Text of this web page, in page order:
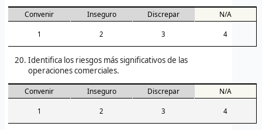
Convenir Inseguro Discrepar N/A
1 2 3 4
Identifica los riesgos más significativos de las
operaciones comerciales.
Convenir Inseguro Discrepar N/A
1 2 3 4